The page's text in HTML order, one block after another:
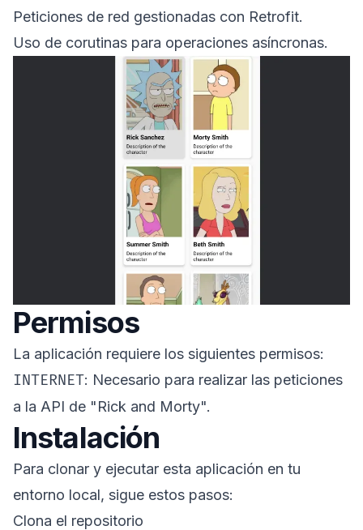
Peticiones de red gestionadas con Retrofit.
Uso de corutinas para operaciones asíncronas.
Permisos
La aplicación requiere los siguientes permisos:
INTERNET: Necesario para realizar las peticiones
a la API de "Rick and Morty".
Instalación
Para clonar y ejecutar esta aplicación en tu
entorno local, sigue estos pasos:
Clona el repositorio